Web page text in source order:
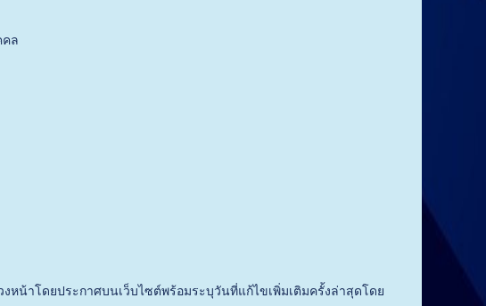
ล
หน้าโดยประกาศบนเว็บไซต์พร้อมระบุวันที่แก้ไขเพิ่มเติมครั้งล่าสุดโดย